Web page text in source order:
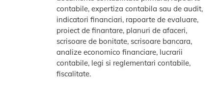
contabile, expertiza contabila sau de audit,
indicatori financiari, rapoarte de evaluare,
proiect de finantare, planuri de afaceri,
scrisoare de bonitate, scrisoare bancara,
analize economico financiare, lucrarii
contabile, legi si reglementari contabile,
fiscalitate.